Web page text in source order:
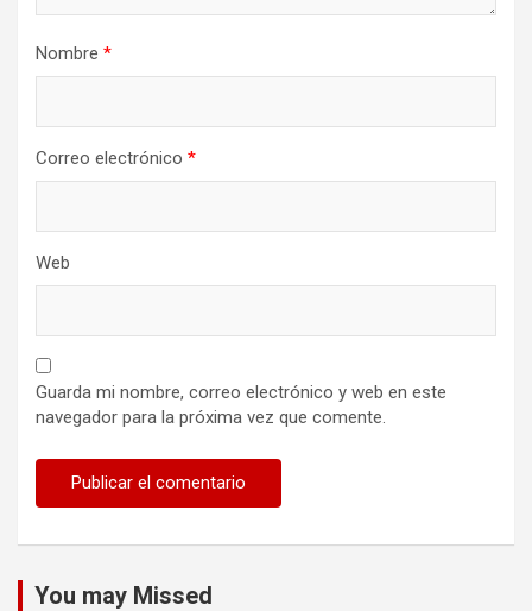
Nombre *
Correo electrónico *
Web
Guarda mi nombre, correo electrónico y web en este
navegador para la próxima vez que comente.
You may Missed